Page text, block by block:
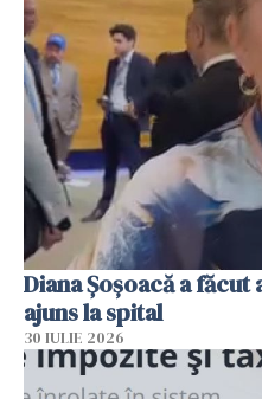
Diana Șoșoacă a
ajuns la spital
30 IULIE 2026